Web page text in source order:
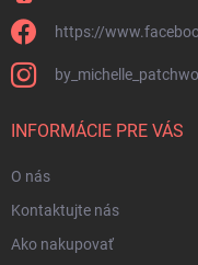
https://
INFORMÁCIE PRE VÁS
O nás
Kontaktujte nás
Ako nakupovať